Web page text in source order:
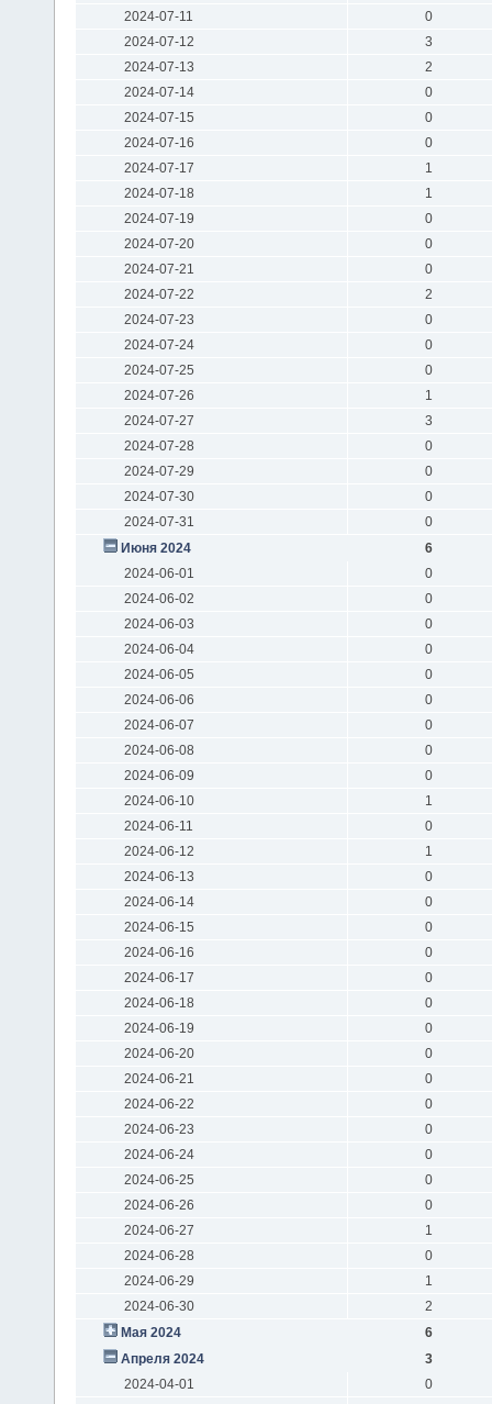
2024-07-11
0
2024-07-12
3
2024-07-13
2
2024-07-14
0
2024-07-15
0
2024-07-16
0
2024-07-17
1
2024-07-18
1
2024-07-19
0
2024-07-20
0
2024-07-21
0
2024-07-22
2
2024-07-23
0
2024-07-24
0
2024-07-25
0
2024-07-26
1
2024-07-27
3
2024-07-28
0
2024-07-29
0
2024-07-30
0
2024-07-31
0
Июня 2024
6
2024-06-01
0
2024-06-02
0
2024-06-03
0
2024-06-04
0
2024-06-05
0
2024-06-06
0
2024-06-07
0
2024-06-08
0
2024-06-09
0
2024-06-10
1
2024-06-11
0
2024-06-12
1
2024-06-13
0
2024-06-14
0
2024-06-15
0
2024-06-16
0
2024-06-17
0
2024-06-18
0
2024-06-19
0
2024-06-20
0
2024-06-21
0
2024-06-22
0
2024-06-23
0
2024-06-24
0
2024-06-25
0
2024-06-26
0
2024-06-27
1
2024-06-28
0
2024-06-29
1
2024-06-30
2
Мая 2024
6
Апреля 2024
3
2024-04-01
0